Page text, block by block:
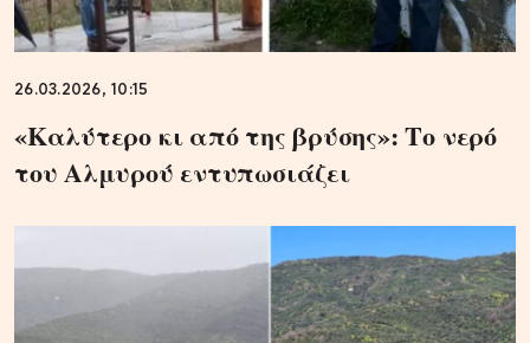
26.03.2026, 10:15
«Καλύτερο κι από της βρύσης»: Το νερό
του Αλμυρού εντυπωσιάζει